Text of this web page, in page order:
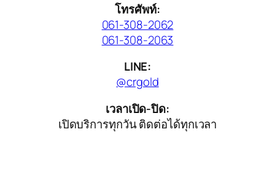
โทรศัพท์:
061-308-2062
061-308-2063
LINE:
@crgold
เวลาเปิด-ปิด:
เปิดบริการทุกวัน ติดต่อได้ทุกเวลา